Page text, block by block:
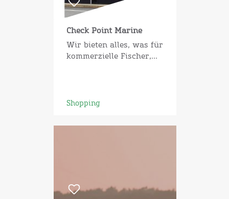
Check Point Marine
Wir bieten alles, was für
kommerzielle Fischer,...
Shopping